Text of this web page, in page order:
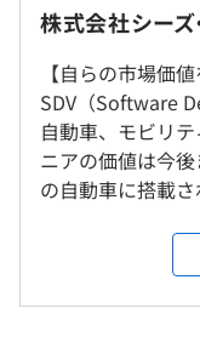
いわき事務所への
就業場所の変更範囲
＜雇入時＞
札幌本社あるいは
【札幌本社】
北海道札幌市中央
【札幌開発センタ
北海道札幌市中央
クフロントビル3F
（※想定年収は年収提
フレックスタイム
休憩時間：12:00～
株式会社シーズ
【自らの市場価
SDV（Software
自動車、モビリ
ニアの価値は今
の自動車に搭載
ラウド活用」な
ニーズも高い領
されるシステム